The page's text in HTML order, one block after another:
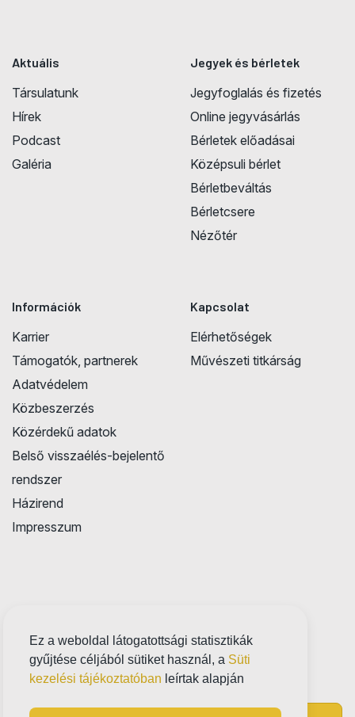
Ez a weboldal látogatottsági statisztikák
gyűjtése céljából sütiket használ, a Süti
kezelési tájékoztatóban leírtak alapján
Aktuális
Társulatunk
Hírek
Podcast
Galéria
Jegyek és bérletek
Jegyfoglalás és fizetés
Online jegyvásárlás
Bérletek előadásai
Középsuli bérlet
Bérletbeváltás
Bérletcsere
Nézőtér
Információk
Karrier
Támogatók, partnerek
Adatvédelem
Közbeszerzés
Közérdekű adatok
Belső visszaélés-bejelentő
rendszer
Házirend
Impresszum
Kapcsolat
Elérhetőségek
Művészeti titkárság
Próbatábla